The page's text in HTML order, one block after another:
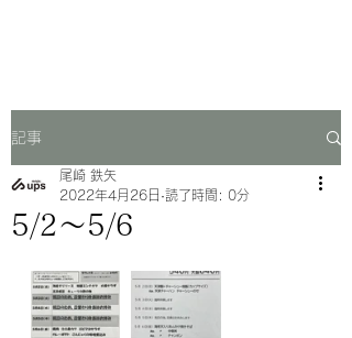
記事
5/2〜5/6
尾崎 鉄矢
2022年4月26日 読了時間: 0分